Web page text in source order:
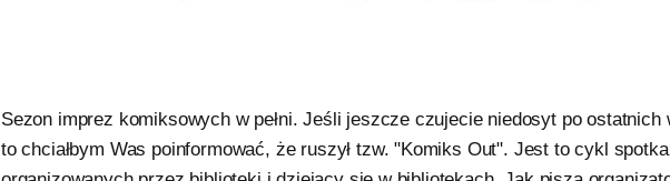
Sezon imprez komiksowych w pełni. Jeśli jeszcze czujecie niedosyt po ostatnich
to chciałbym Was poinformować, że ruszył tzw. "Komiks Out". Jest to cykl